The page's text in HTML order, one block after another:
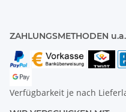
ZAHLUNGSMETHODEN u.a.
Verfügbarkeit je nach